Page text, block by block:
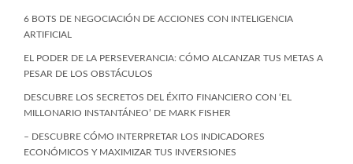
6 BOTS DE NEGOCIACIÓN DE ACCIONES CON INTELIGENCIA
ARTIFICIAL
EL PODER DE LA PERSEVERANCIA: CÓMO ALCANZAR TUS METAS A
PESAR DE LOS OBSTÁCULOS
DESCUBRE LOS SECRETOS DEL ÉXITO FINANCIERO CON ‘EL
MILLONARIO INSTANTÁNEO’ DE MARK FISHER
– DESCUBRE CÓMO INTERPRETAR LOS INDICADORES
ECONÓMICOS Y MAXIMIZAR TUS INVERSIONES